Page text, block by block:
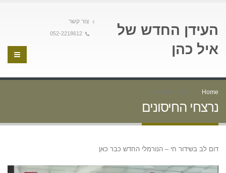
העידן החדש של
איל כהן
צור קשר
052-2218612
Home נרצחי החיסונים
נרצחי החיסונים
דום לב בשידור חי – הנורמלי החדש כבר כאן